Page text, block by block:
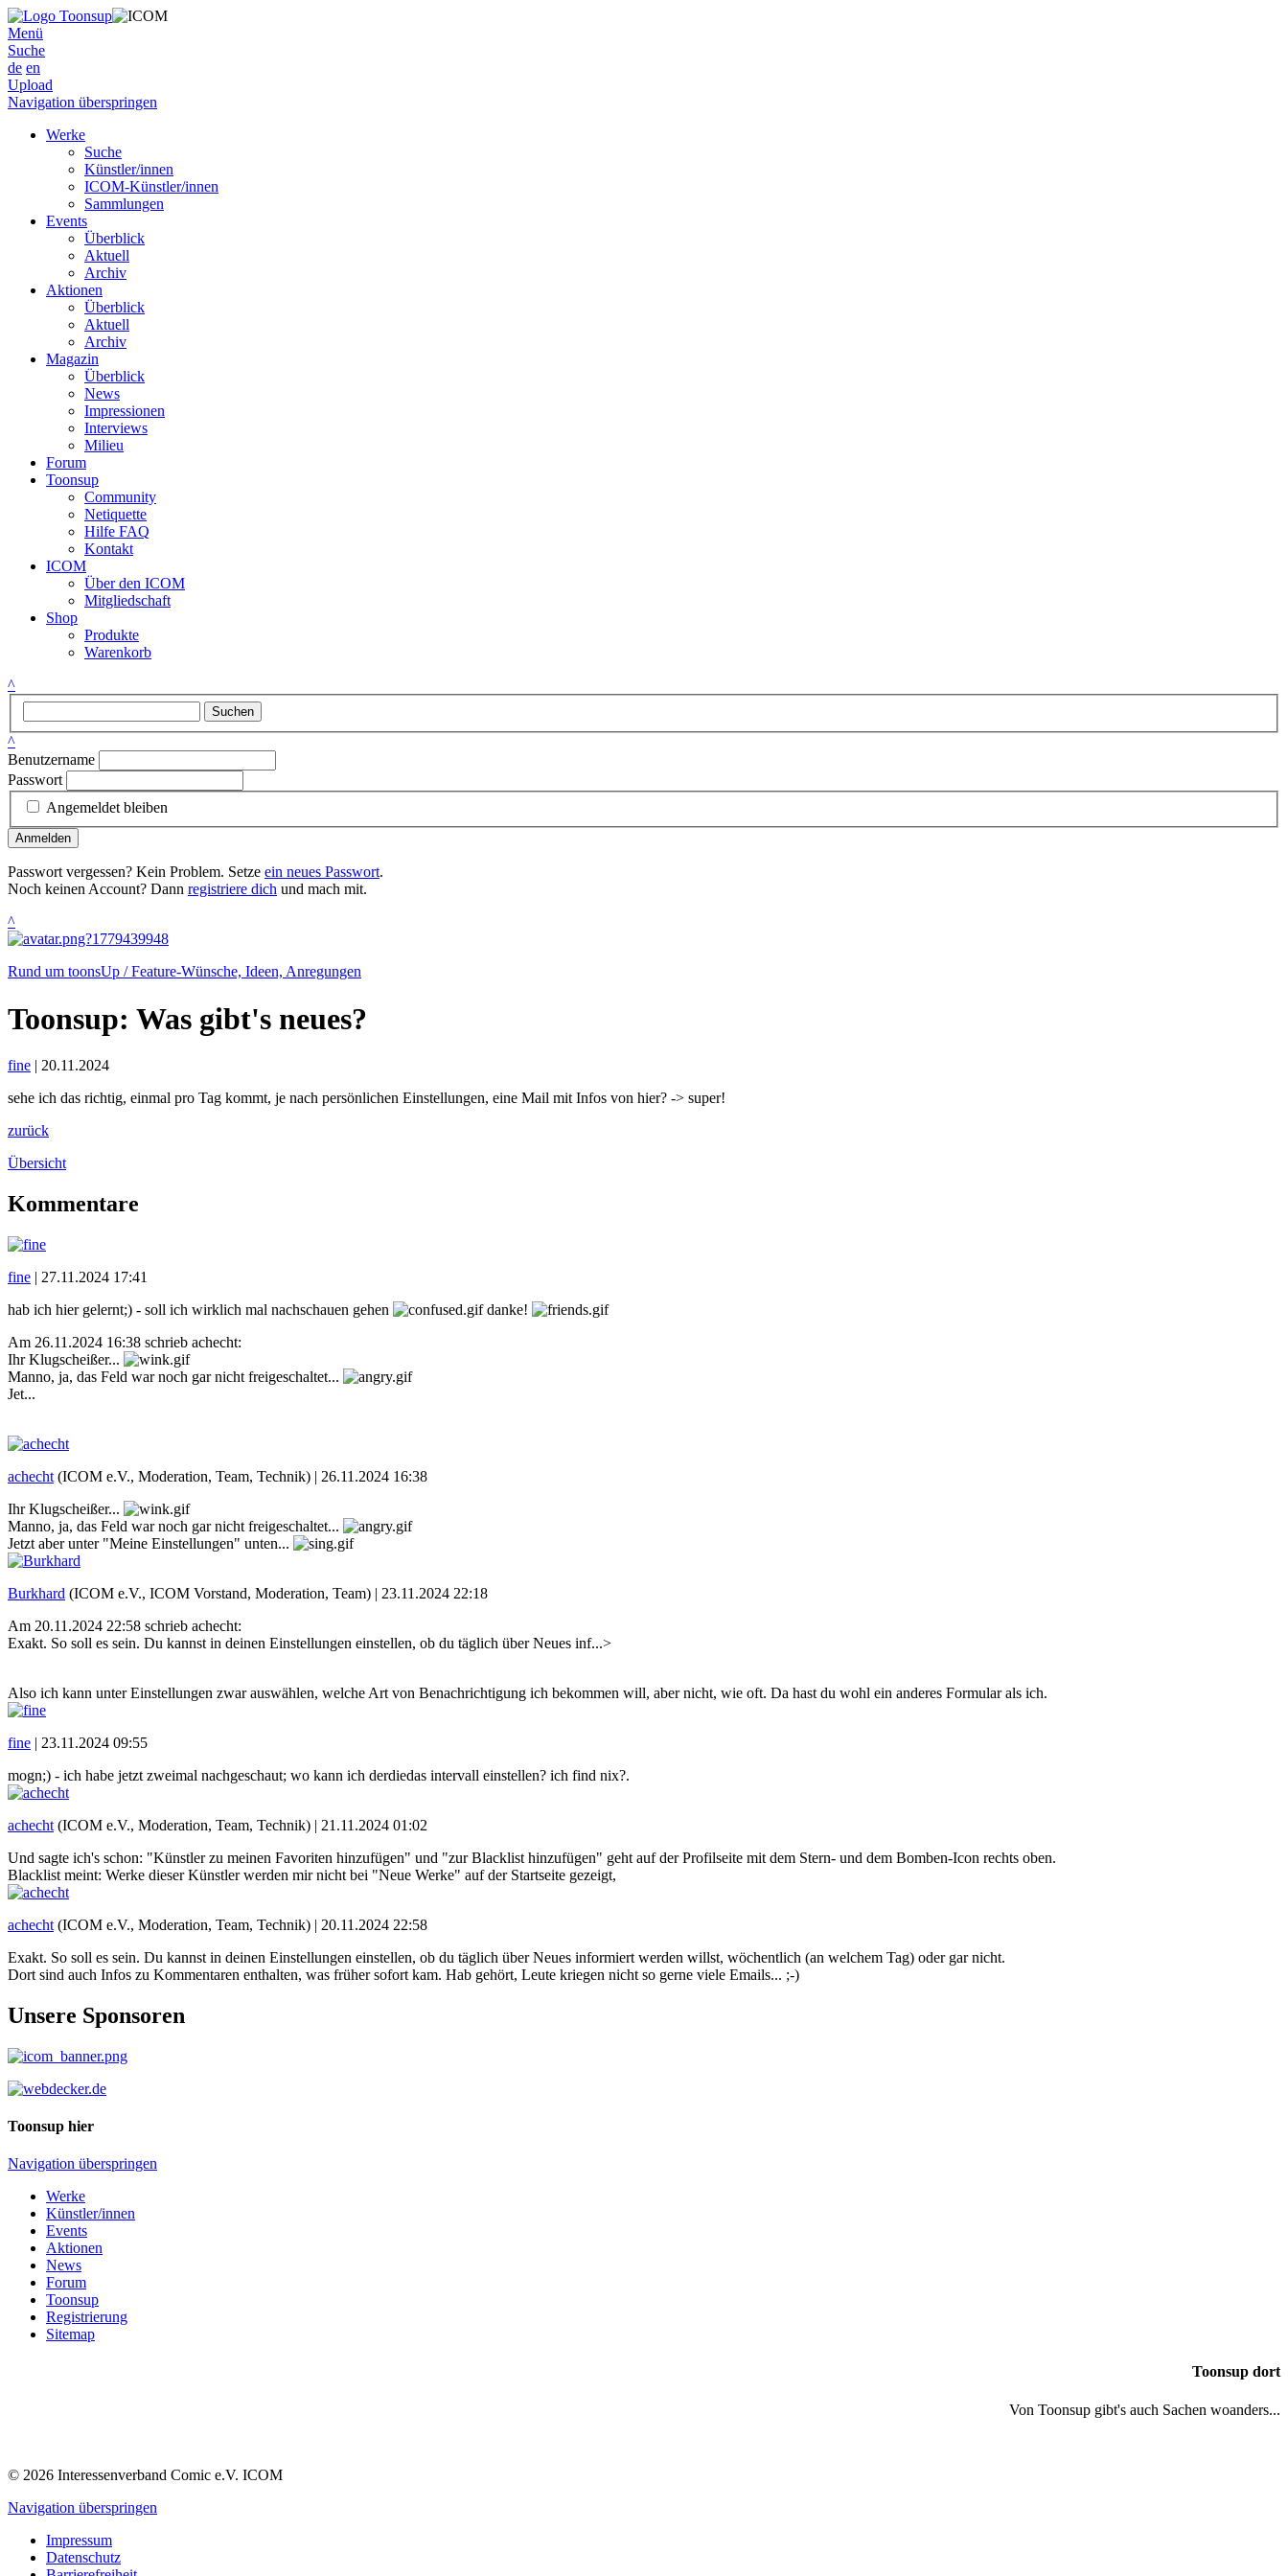
Menü
Suche
de en
Upload
Navigation überspringen
Werke
Suche
Künstler/innen
ICOM-Künstler/innen
Sammlungen
Events
Überblick
Aktuell
Archiv
Aktionen
Überblick
Aktuell
Archiv
Magazin
Überblick
News
Impressionen
Interviews
Milieu
Forum
Toonsup
Community
Netiquette
Hilfe FAQ
Kontakt
ICOM
Über den ICOM
Mitgliedschaft
Shop
Produkte
Warenkorb
^
Suchen
^
Benutzername
Passwort
Angemeldet bleiben
Anmelden
Passwort vergessen? Kein Problem. Setze ein neues Passwort.
Noch keinen Account? Dann registriere dich und mach mit.
^
Rund um toonsUp / Feature-Wünsche, Ideen, Anregungen
Toonsup: Was gibt's neues?
fine | 20.11.2024
sehe ich das richtig, einmal pro Tag kommt, je nach persönlichen Einstellungen, eine Mail mit Infos von hier? -> super!
zurück
Übersicht
Kommentare
fine | 27.11.2024 17:41
hab ich hier gelernt;) - soll ich wirklich mal nachschauen gehen
danke!
Am 26.11.2024 16:38 schrieb achecht:
Ihr Klugscheißer...
Manno, ja, das Feld war noch gar nicht freigeschaltet...
Jet...
achecht (ICOM e.V., Moderation, Team, Technik) | 26.11.2024 16:38
Ihr Klugscheißer...
Manno, ja, das Feld war noch gar nicht freigeschaltet...
Jetzt aber unter "Meine Einstellungen" unten...
Burkhard (ICOM e.V., ICOM Vorstand, Moderation, Team) | 23.11.2024 22:18
Am 20.11.2024 22:58 schrieb achecht:
Exakt. So soll es sein. Du kannst in deinen Einstellungen einstellen, ob du täglich über Neues inf...>
Also ich kann unter Einstellungen zwar auswählen, welche Art von Benachrichtigung ich bekommen will, aber nicht, wie oft. Da hast du wohl ein anderes Formular als ich.
fine | 23.11.2024 09:55
mogn;) - ich habe jetzt zweimal nachgeschaut; wo kann ich derdiedas intervall einstellen? ich find nix?.
achecht (ICOM e.V., Moderation, Team, Technik) | 21.11.2024 01:02
Und sagte ich's schon: "Künstler zu meinen Favoriten hinzufügen" und "zur Blacklist hinzufügen" geht auf der Profilseite mit dem Stern- und dem Bomben-Icon rechts oben.
Blacklist meint: Werke dieser Künstler werden mir nicht bei "Neue Werke" auf der Startseite gezeigt,
achecht (ICOM e.V., Moderation, Team, Technik) | 20.11.2024 22:58
Exakt. So soll es sein. Du kannst in deinen Einstellungen einstellen, ob du täglich über Neues informiert werden willst, wöchentlich (an welchem Tag) oder gar nicht.
Dort sind auch Infos zu Kommentaren enthalten, was früher sofort kam. Hab gehört, Leute kriegen nicht so gerne viele Emails... ;-)
Unsere Sponsoren
Toonsup hier
Navigation überspringen
Werke
Künstler/innen
Events
Aktionen
News
Forum
Toonsup
Registrierung
Sitemap
Toonsup dort
Von Toonsup gibt's auch Sachen woanders...
© 2026 Interessenverband Comic e.V. ICOM
Navigation überspringen
Impressum
Datenschutz